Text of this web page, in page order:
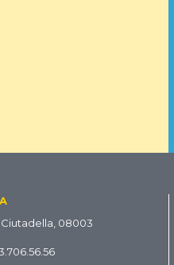
08003